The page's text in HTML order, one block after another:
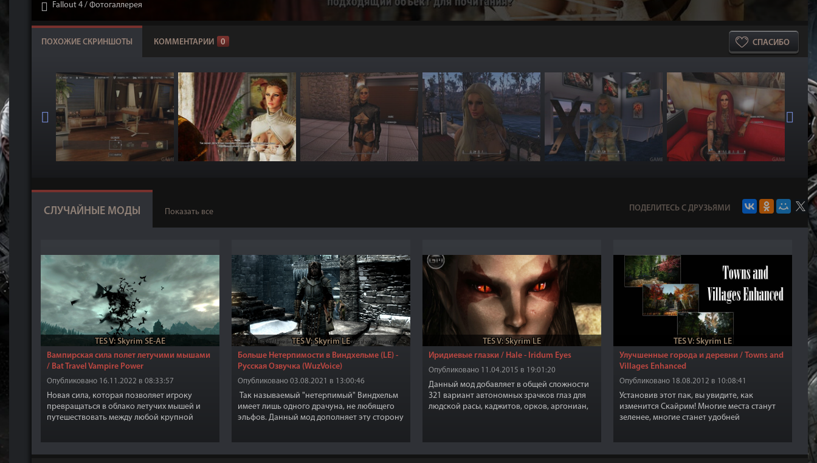
Fallout 4 / Фотогаллерея
СПАСИБО
ПОХОЖИЕ СКРИНШОТЫ КОММЕНТАРИИ 0
СЛУЧАЙНЫЕ МОДЫ Показать все ПОДЕЛИТЕСЬ С ДРУЗЬЯМИ
TES V: Skyrim SE-AE
Вампирская сила полет летучими мышами
/ Bat Travel Vampire Power
Опубликовано 16.11.2022 в 08:33:57
Новая сила, которая позволяет игроку
превращаться в облако летучих мышей и
путешествовать между любой крупной
TES V: Skyrim LE
Больше Нетерпимости в Виндхельме (LE) -
Русская Озвучка (WuzVoice)
Опубликовано 03.08.2021 в 13:00:46
Так называемый "нетерпимый" Виндхельм
имеет лишь одного драчуна, не любящего
эльфов. Данный мод дополняет эту сторону
TES V: Skyrim LE
Иридиевые глазки / Hale - Iridum Eyes
Опубликовано 11.04.2015 в 19:01:20
Данный мод добавляет в общей сложности
321 вариант автономных зрачков глаз для
людской расы, каджитов, орков, аргониан,
TES V: Skyrim LE
Улучшенные города и деревни / Towns and
Villages Enhanced
Опубликовано 18.08.2012 в 10:08:41
Установив этот пак, вы увидите, как
изменится Скайрим! Многие места станут
зеленее, многие станет удобней